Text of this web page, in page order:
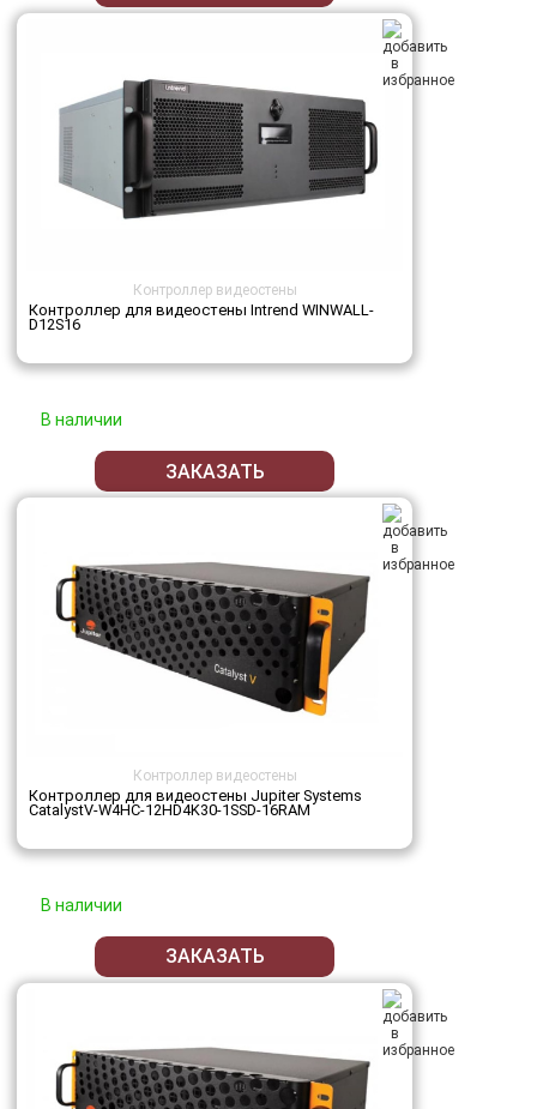
Контроллер видеостены
Контроллер для видеостены Intrend WINWALL-
D12S16
В наличии
ЗАКАЗАТЬ
Контроллер видеостены
Контроллер для видеостены Jupiter Systems
CatalystV-W4HC-12HD4K30-1SSD-16RAM
В наличии
ЗАКАЗАТЬ